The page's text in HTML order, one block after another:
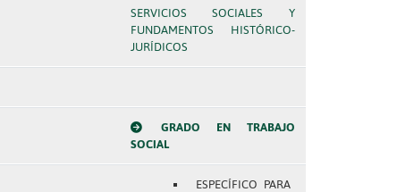
SERVICIOS SOCIALES Y
FUNDAMENTOS HISTÓRICO-
JURÍDICOS
GRADO EN TRABAJO
SOCIAL
ESPECÍFICO PARA